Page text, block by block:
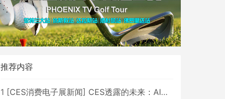
推荐内容
1 [CES消费电子展新闻] CES透露的未来：AI、机器人与智能生活大爆发